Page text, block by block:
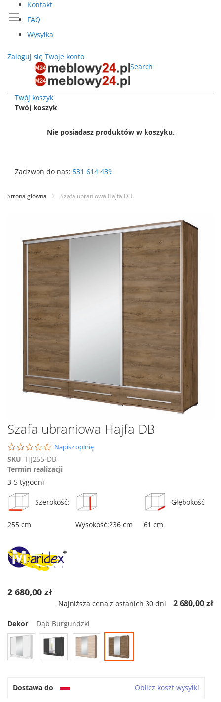
Kontakt
FAQ
Wysyłka
Zaloguj się Twoje konto
Search
Twój koszyk
Twój koszyk
Nie posiadasz produktów w koszyku.
Zadzwoń do nas: 531 614 439
Przejdź
treści
Strona główna Szafa ubraniowa Hajfa DB
koniec
galerii
Przejdź
na
początek
galerii
Szafa ubraniowa Hajfa DB
0.0
star
rating
Napisz opinię
SKU HJ255-DB
Termin realizacji
3-5 tygodni
Szerokość:
255 cm Wysokość:236 cm
Głębokość
61 cm
2 680,00 zł
Najniższa cena z ostanich 30 dni 2 680,00 zł
Dekor Dąb Burgundzki
Dostawa do Oblicz koszt wysyłki